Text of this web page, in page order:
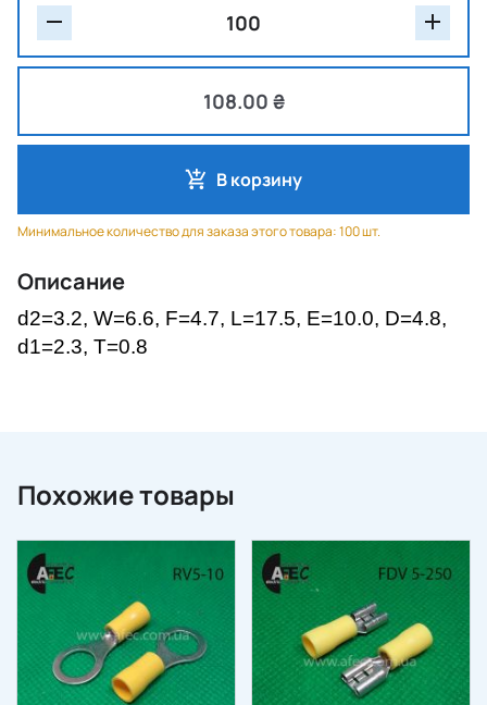
108.00 ₴
В корзину
Минимальное количество для заказа этого товара: 100 шт.
Описание
d2=3.2, W=6.6, F=4.7, L=17.5, E=10.0, D=4.8,
d1=2.3, T=0.8
Похожие товары